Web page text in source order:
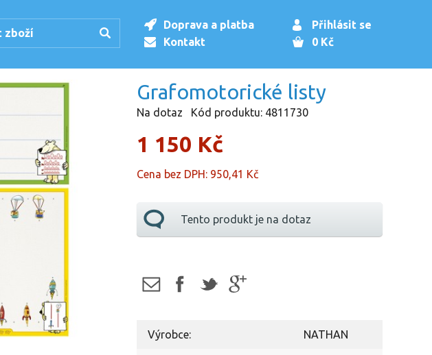
Doprava a platba
Kontakt
Přihlásit se
0 Kč
Grafomotorické listy
Na dotaz Kód produktu: 4811730
1 150 Kč
Cena bez DPH: 950,41 Kč
Tento produkt je na dotaz
Výrobce: NATHAN